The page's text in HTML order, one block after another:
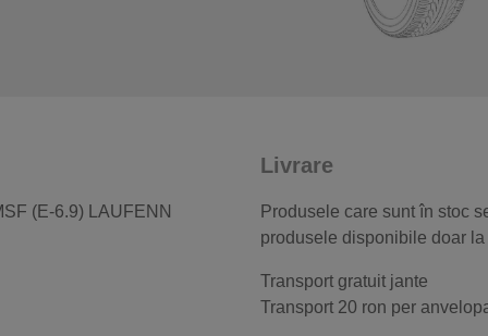
(E-6.9) LAUFENN
Livrare
Produsele care sunt în stoc
produsele disponibile doar
Transport gratuit jante
Transport 20 ron per